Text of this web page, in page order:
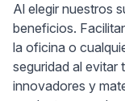
Al elegir nuestros
beneficios.
la oficina o
seguridad al evitar
innovadores y